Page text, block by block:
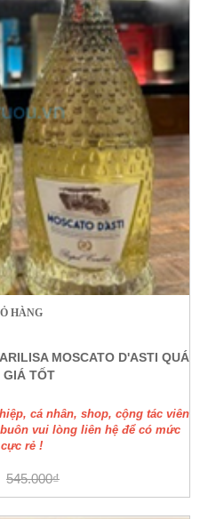
HÀNG
MOSCATO D'ASTI QUÁ
GIÁ TỐT
cá nhân, shop, cộng tác viên
vui lòng liên hệ để có mức
rẻ !
545.000₫